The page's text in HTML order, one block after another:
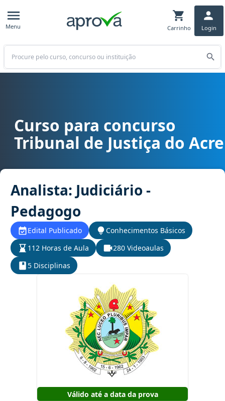
Menu Carrinho Login
Buscar
Curso para concurso TJ AC - Tribunal de Justiça do Acre cargo
Curso para concurso
Tribunal de Justiça do Acre
Analista: Judiciário -
Pedagogo
Edital Publicado
Conhecimentos Básicos
112 Horas de Aula
280 Videoaulas
5 Disciplinas
Válido até a data da prova